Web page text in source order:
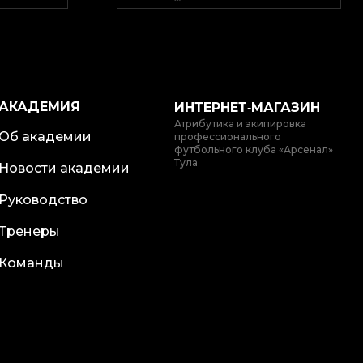
академии
академии
ИНТЕРНЕТ‑МАГАЗИН
Атрибутика и экипировка
профессионального
футбольного клуба «Арсенал»
Тула